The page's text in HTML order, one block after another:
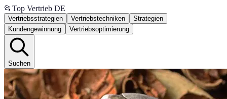
📂 Top Vertrieb DE
Vertriebsstrategien Vertriebstechniken
Strategien
Kundengewinnung
Vertriebsoptimierung
Suchen